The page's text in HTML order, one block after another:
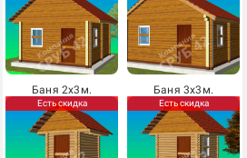
Баня 2х3м.
Есть скидка
Баня 3х3м.
Есть скидка